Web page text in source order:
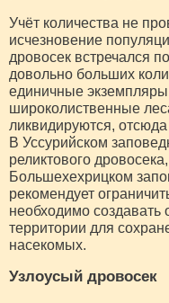
Учёт количества не
исчезновение
дровосек встречался
довольно больших
единичные
широколиственные
ликвидируются,
В Уссурийском
реликтового
Большехехрицком
рекомендует
необходимо
территории для
насекомых.
Узлоусый дровосек